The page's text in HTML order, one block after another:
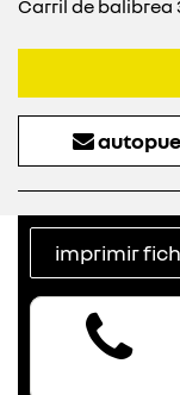
Carril de balibrea
imprimir